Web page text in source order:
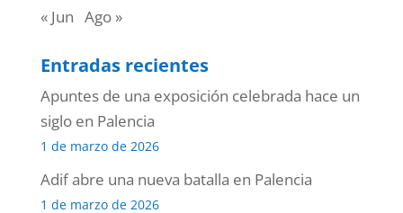
« Jun Ago »
Entradas recientes
Apuntes de una exposición celebrada hace un
siglo en Palencia
1 de marzo de 2026
Adif abre una nueva batalla en Palencia
1 de marzo de 2026